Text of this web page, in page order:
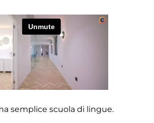
semplice scuola di lingue.